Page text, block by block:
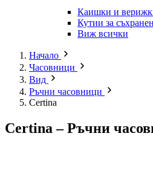
Каишки и
Кутии за
Виж всички
Начало
Часовници
Вид
Ръчни часовници
Certina
Certina – Ръчни